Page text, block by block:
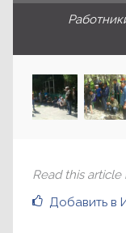
Добавить в
Read this article